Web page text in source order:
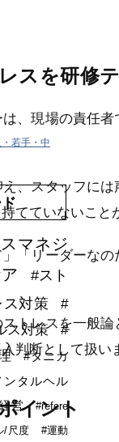
スを研修
、現場の責任
、スタッフに
てていないこと
「リーダーな
トレスを一般
判断として扱い
イント
若手・中
マネジ
#スト
ス対策
#
ス対策
#
#タニカ
ンタルヘル
営
#refere
/尺度
#運動